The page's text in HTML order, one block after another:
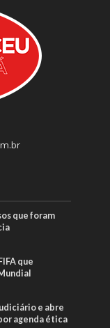
que foram
que
e abre
agenda ética